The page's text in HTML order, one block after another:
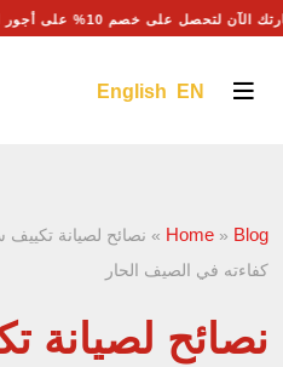
الآن لتحصل على خصم 10% على أجور اليد العاملة
English EN
Home » Blog
» نصائح لصيانة
كفاءته في الصيف الحار
نصائح لصيانة